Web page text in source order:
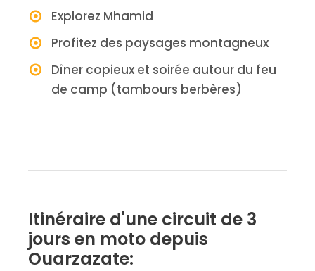
Explorez Mhamid
Profitez des paysages montagneux
Dîner copieux et soirée autour du feu
de camp (tambours berbères)
Itinéraire d'une circuit de 3
jours en moto depuis
Ouarzazate: